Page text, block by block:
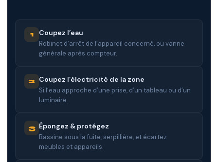
1 Coupez l’eau
Robinet d’arrêt de l’appareil concerné, ou vanne
générale après compteur.
2 Coupez l’électricité de la zone
Si l’eau approche d’une prise, d’un tableau ou d’un
luminaire.
3 Épongez & protégez
Bassine sous la fuite, serpillière, et écartez
meubles et appareils.